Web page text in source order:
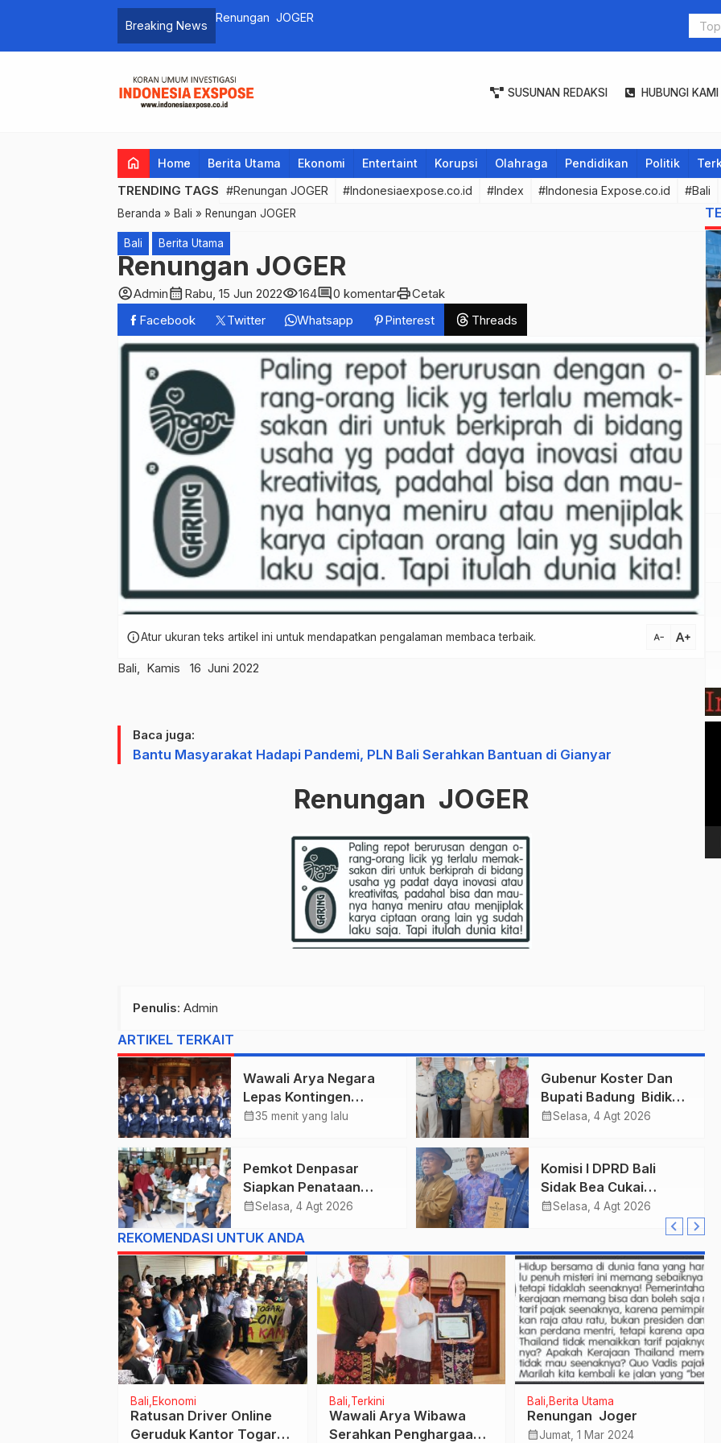
Breaking News
Renungan JOGER
Gubernur
Serentak
SUSUNAN REDAKSI HUBUNGI KAMI
home Home Berita Utama Ekonomi Entertaint Korupsi Olahraga Pendidikan Politik
TRENDING TAGS #Renungan JOGER #Indonesiaexpose.co.id #Index #Indonesia Expose.co.id #Bali
Beranda » Bali » Renungan JOGER
Bali Berita Utama
Renungan JOGER
account_circleAdmincalendar_month Rabu, 15 Jun 2022visibility164comment0 komentarprintCetak
Facebook
Twitter Whatsapp Pinterest Threads
infoAtur ukuran teks artikel ini untuk mendapatkan pengalaman membaca terbaik. text_decrease text_increase
Bali, Kamis 16 Juni 2022
Baca juga:
Bantu Masyarakat Hadapi Pandemi, PLN Bali Serahkan Bantuan di Gianyar
Renungan JOGER
Penulis: Admin
ARTIKEL TERKAIT
Wawali Arya Negara
Lepas Kontingen
Kwarcab Denpasar
2026.
calendar_month35 menit yang lalu
Gubenur Koster Dan
Bupati Badung Bidik
Obligasi Daerah :
calendar_monthSelasa, 4 Agt 2026
Pemkot Denpasar
Siapkan Penataan
Wajah Pusat Kota,
Satu Kawasan
Prioritas
calendar_monthSelasa, 4 Agt 2026
Komisi I DPRD Bali
Sidak Bea Cukai
Ngurah Rai : Aneh Bea
Cukai Tolak berikan
Sitaan
calendar_monthSelasa, 4 Agt 2026
REKOMENDASI UNTUK ANDA
Bali Ekonomi
Ratusan Driver Online
Geruduk Kantor Togar
Bali Terkini
Wawali Arya Wibawa
Serahkan Penghargaan
Bali Berita Utama
Renungan Joger
calendar_monthJumat, 1 Mar 2024